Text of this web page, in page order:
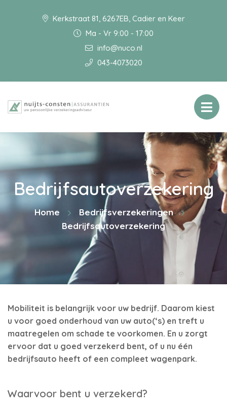
Kerkstraat 81, 6267EB, Cadier en Keer
Ma - Vr 9:00 - 17:00
info@nuco.nl
043-4073020
Bedrijfsautoverzekering
Home
Bedrijfsverzekeringen
Bedrijfsautoverzekering
Mobiliteit is belangrijk voor uw bedrijf. Daarom kiest
u voor goed onderhoud van uw auto(‘s) en treft u
maatregelen om schade te voorkomen. En u zorgt
ervoor dat u goed verzekerd bent, of u nu één
bedrijfsauto heeft of een compleet wagenpark.
Waarvoor bent u verzekerd?